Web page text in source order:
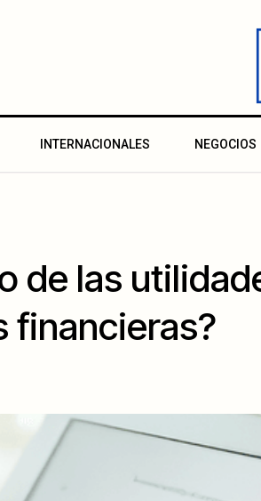
INTERNACIONALES NEGOCIOS
de las
financieras?